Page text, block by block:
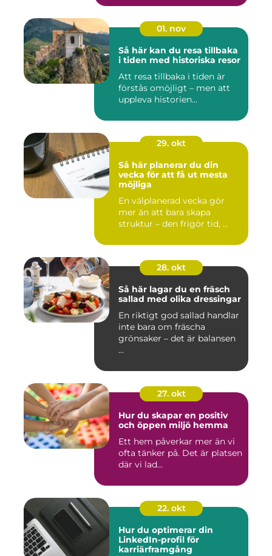
01. nov
Så här kan du resa tillbaka
i tiden med historiska resor
Att resa tillbaka i tiden är
förstås omöjligt – men att
uppleva historien...
29. okt
Så här planerar du din
vecka för att få ut mesta
möjliga
En välplanerad vecka gör
mer än att bara skapa
struktur – den frigör tid, ...
28. okt
Så här lagar du en fräsch
sallad med olika dressingar
En riktigt god sallad handlar
inte bara om fräscha
grönsaker – det är balansen
...
27. okt
Hur du skapar en positiv
och öppen miljö hemma
Ett hem påverkar mer än vi
ofta tänker på. Det är platsen
där vi lad...
22. okt
Hur du optimerar din
LinkedIn-profil för
karriärframgång